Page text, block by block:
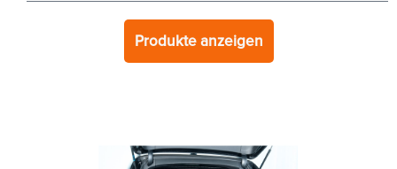
Produkte anzeigen